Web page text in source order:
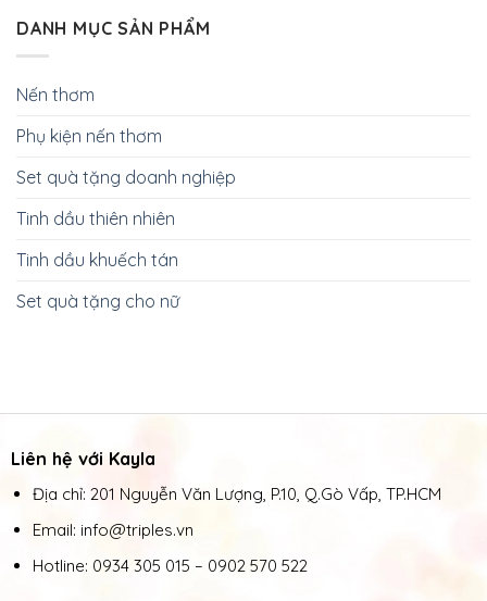
DANH MỤC SẢN PHẨM
Nến thơm
Phụ kiện nến thơm
Set quà tặng doanh nghiệp
Tinh dầu thiên nhiên
Tinh dầu khuếch tán
Set quà tặng cho nữ
Liên hệ với Kayla
Địa chỉ: 201 Nguyễn Văn Lượng, P.10, Q.Gò Vấp, TP.HCM
Email: info@triples.vn
Hotline: 0934 305 015 – 0902 570 522